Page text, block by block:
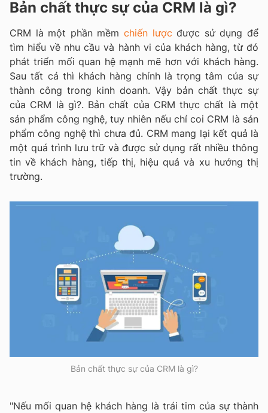
Bản chất thực sự của CRM là gì?
CRM là một phần mềm chiến lược được sử dụng để
tìm hiểu về nhu cầu và hành vi của khách hàng, từ đó
phát triển mối quan hệ mạnh mẽ hơn với khách hàng.
Sau tất cả thì khách hàng chính là trọng tâm của sự
thành công trong kinh doanh. Vậy bản chất thực sự
của CRM là gì?. Bản chất của CRM thực chất là một
sản phẩm công nghệ, tuy nhiên nếu chỉ coi CRM là sản
phẩm công nghệ thì chưa đủ. CRM mang lại kết quả là
một quá trình lưu trữ và được sử dụng rất nhiều thông
tin về khách hàng, tiếp thị, hiệu quả và xu hướng thị
trường.
Bản chất thực sự của CRM là gì?
"Nếu mối quan hệ khách hàng là trái tim của sự thành